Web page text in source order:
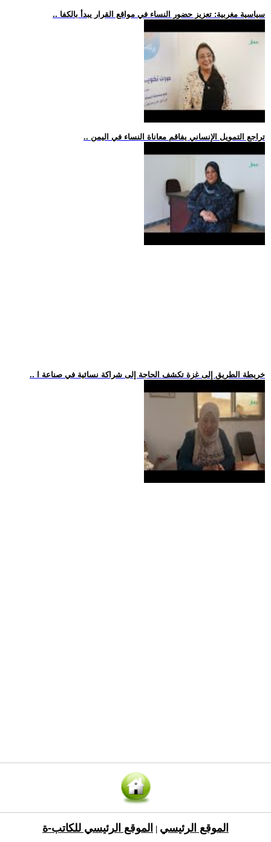
.. سياسية مغربية: تعزيز حضور النساء في مواقع القرار يبدأ بالكفا
.. تراجع التمويل الإنساني يفاقم معاناة النساء في اليمن
.. خريطة الطريق إلى غزة تكشف الحاجة إلى شراكة نسائية في صناعة ا
الموقع الرئيسي الموقع الرئيسي للكاتب-ة